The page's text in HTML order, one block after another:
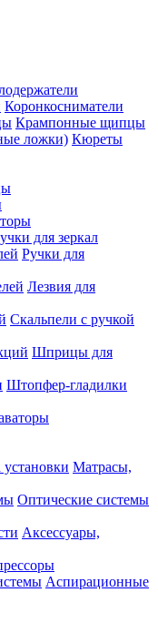
Коронкосниматели
Крампонные щипцы
Кюреты
для зеркал
Ручки для
Лезвия для
Скальпели с ручкой
Шприцы для
Штопфер-гладилки
Матрасы,
Оптические системы
Аксессуары,
Аспирационные